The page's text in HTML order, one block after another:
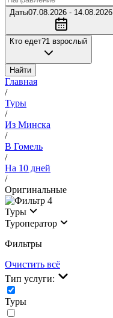
Даты07.08.2026 - 14.08.2026
Кто едет?1 взрослый
Найти
Главная
/
Туры
/
Из Минска
/
В Гомель
/
На 10 дней
/
Оригинальные
4
Туры
Туроператор
Фильтры
Очистить всё
Тип услуги:
Туры